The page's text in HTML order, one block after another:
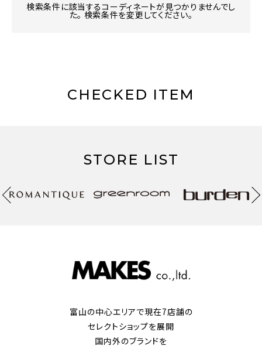
検索条件に該当するコーディネートが見つかりませんでし
た。 検索条件を変更してください。
CHECKED ITEM
STORE LIST
富山の中心エリアで現在7店舗の
セレクトショップを展開
国内外のブランドを